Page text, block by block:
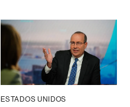
ESTADOS UNIDOS